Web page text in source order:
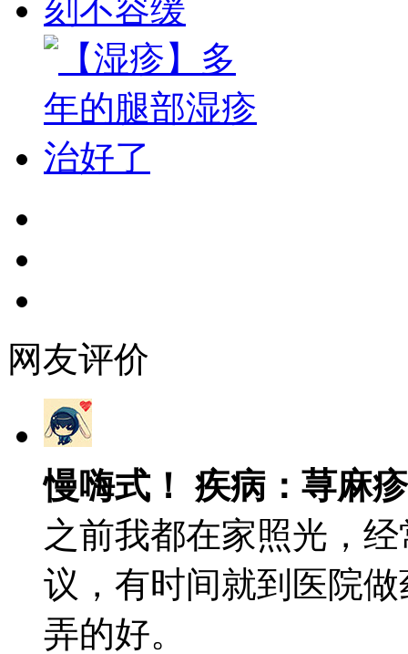
网友评价
慢嗨式！ 疾病：荨麻疹
之前我都在家照光，
议，有时间就到医院
弄的好。